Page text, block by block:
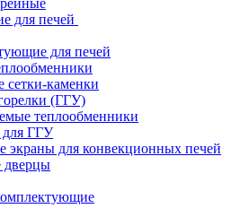
для печей
для печей
сетки-каменки
(ГГУ)
теплообменники
для ГГУ
экраны для конвекционных печей